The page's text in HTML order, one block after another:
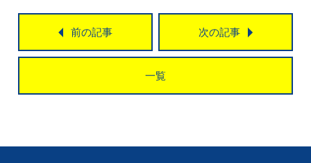
前の記事
一覧
次の記事